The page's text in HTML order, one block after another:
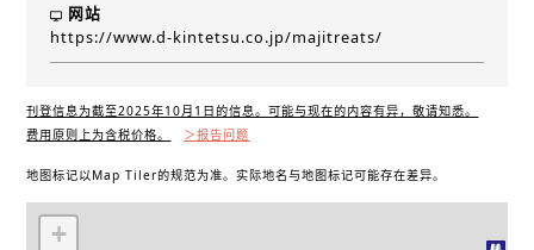
网站
https://www.d-kintetsu.co.jp/majitreats/
刊登信息为截至2025年10月1日的信息。可能与现在的内容有异，敬请知悉。
费用原则上为含税价格。
＞报告问题
地图标记以Map Tiler的规范为准。实际地名与地图标记可能存在差异。
+